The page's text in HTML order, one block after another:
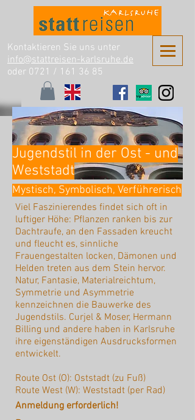
Kontaktieren Sie uns unter
info@stattreisen-karlsruhe.de
oder 0721 / 161 36 85
Jugendstil in der Ost - und
Weststadt
Mystisch, Symbolisch, Verführerisch
Viel Faszinierendes findet sich oft in
luftiger Höhe: Pflanzen ranken bis zur
Dachtraufe, an den Fassaden kreucht
und fleucht es, sinnliche
Frauengestalten locken, Dämonen und
Helden treten aus dem Stein hervor.
Natur, Fantasie, Materialreichtum,
Symmetrie und Asymmetrie
kennzeichnen die Bauwerke des
Jugendstils. Curjel & Moser, Hermann
Billing und andere haben in Karlsruhe
ihre eigenständigen Ausdrucksformen
entwickelt.
Route Ost (O): Oststadt (zu Fuß)
Route West (W): Weststadt (per Rad)
Anmeldung erforderlich!